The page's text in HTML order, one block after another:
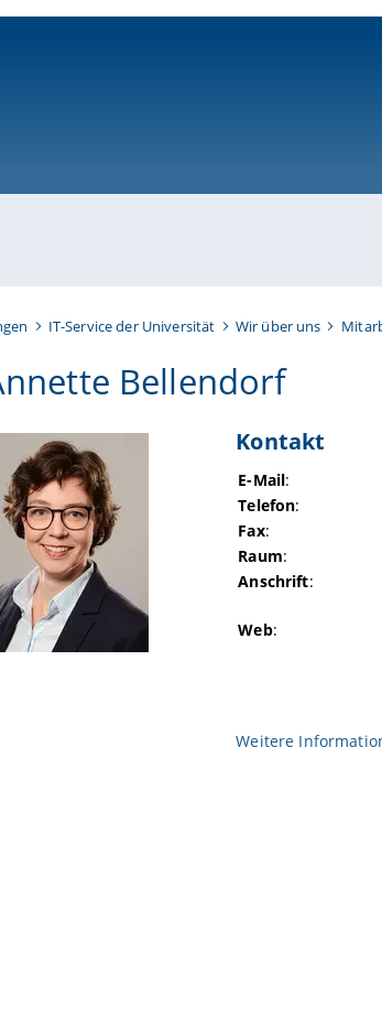
IT-Service der Universität Wir über uns
Bellendorf
Kontakt
E-Mail:
Telefon:
Fax:
Raum:
Anschrift:
Web:
Weitere